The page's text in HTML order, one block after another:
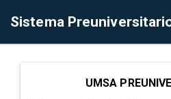
Sistema
UMSA